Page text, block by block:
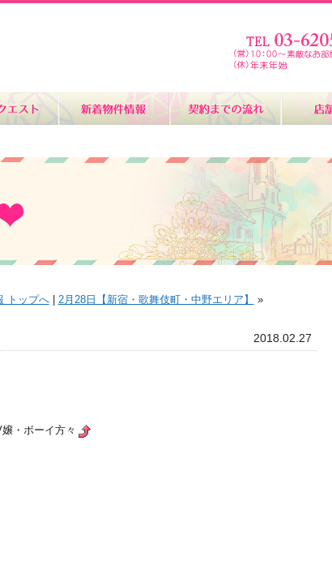
トップへ| 2月28日【新宿・歌舞伎町・中野エリア】 »
2018.02.27
・ボーイ方々